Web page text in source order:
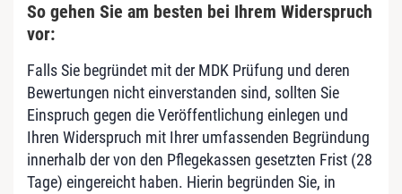
So gehen Sie am besten bei Ihrem Widerspruch
vor:
Falls Sie begründet mit der MDK Prüfung und deren
Bewertungen nicht einverstanden sind, sollten Sie
Einspruch gegen die Veröffentlichung einlegen und
Ihren Widerspruch mit Ihrer umfassenden Begründung
innerhalb der von den Pflegekassen gesetzten Frist (28
Tage) eingereicht haben. Hierin begründen Sie, in